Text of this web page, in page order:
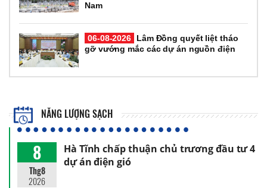
Nam
06-08-2026
Lâm Đồng quyết liệt tháo
gỡ vướng mắc các dự án nguồn điện
NĂNG LƯỢNG SẠCH
8
Thg8
2026
Hà Tĩnh chấp thuận chủ trương đầu tư 4
dự án điện gió